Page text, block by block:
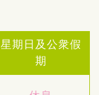
星期日及公衆假
期